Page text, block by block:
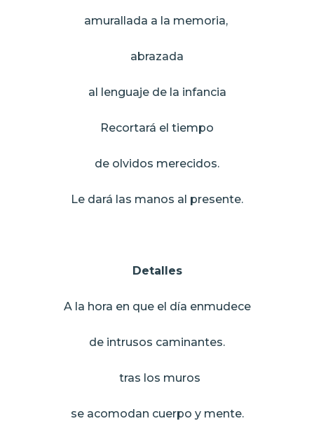
amurallada a la memoria,
abrazada
al lenguaje de la infancia
Recortará el tiempo
de olvidos merecidos.
Le dará las manos al presente.
Detalles
A la hora en que el día enmudece
de intrusos caminantes.
tras los muros
se acomodan cuerpo y mente.